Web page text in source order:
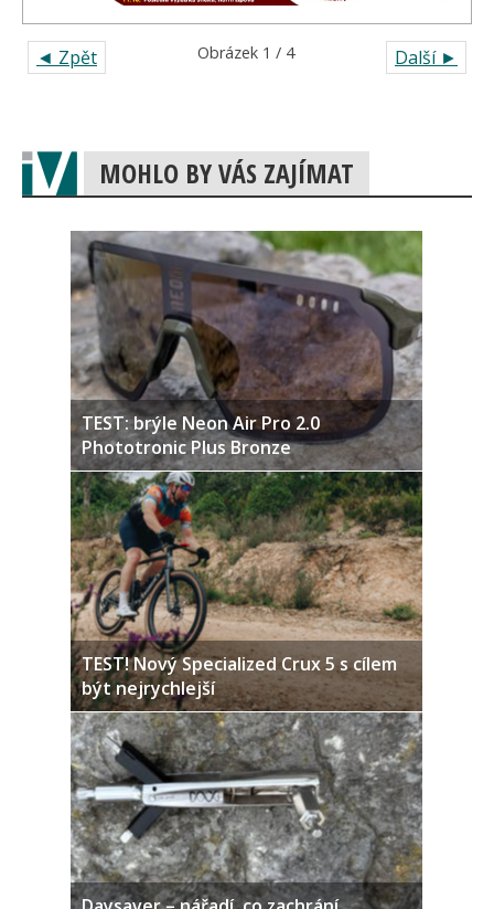
◄ Zpět Další ►
Obrázek 1 / 4
MOHLO BY VÁS ZAJÍMAT
TEST: brýle Neon Air Pro 2.0
Phototronic Plus Bronze
TEST! Nový Specialized Crux 5 s cílem
být nejrychlejší